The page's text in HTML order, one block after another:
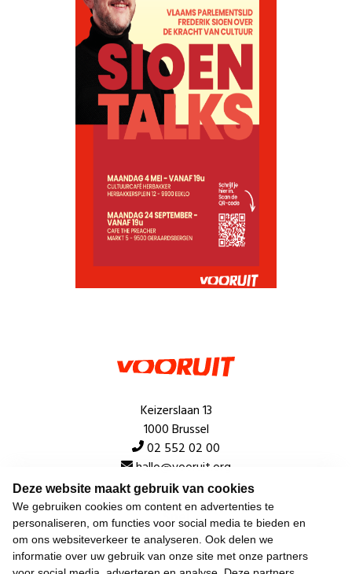
Deze website maakt gebruik van cookies
We gebruiken cookies om content en advertenties te
personaliseren, om functies voor social media te bieden en
om ons websiteverkeer te analyseren. Ook delen we
informatie over uw gebruik van onze site met onze partners
Keizerslaan 13
1000 Brussel
02 552 02 00
hallo@vooruit.org
Snel
Over de beweging